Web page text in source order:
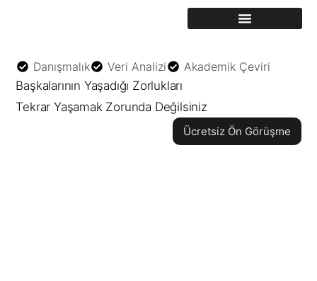
Danışmalık Veri Analizi
Akademik Çeviri
Başkalarının Yaşadığı Zorlukları
Tekrar Yaşamak Zorunda Değilsiniz
Ücretsiz Ön Görüşme